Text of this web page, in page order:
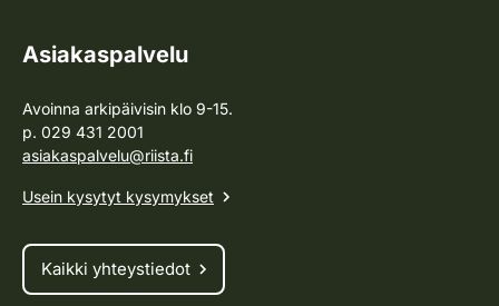
Asiakaspalvelu
Avoinna arkipäivisin klo 9-15.
p. 029 431 2001
asiakaspalvelu@riista.fi
Usein kysytyt kysymykset
Kaikki yhteystiedot